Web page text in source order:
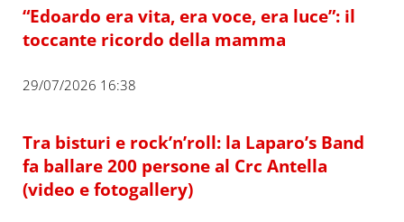
“Edoardo era vita, era voce, era luce”: il
toccante ricordo della mamma
29/07/2026 16:38
Tra bisturi e rock’n’roll: la Laparo’s Band
fa ballare 200 persone al Crc Antella
(video e fotogallery)